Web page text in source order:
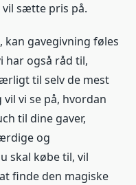
sætte pris på.
kan gavegivning føles
har også råd til,
til selv de mest
vi se på, hvordan
til dine gaver,
og
skal købe til, vil
finde den magiske